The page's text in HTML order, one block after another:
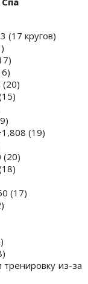
(17 кругов)
(20)
(19)
(20)
(17)
из-за